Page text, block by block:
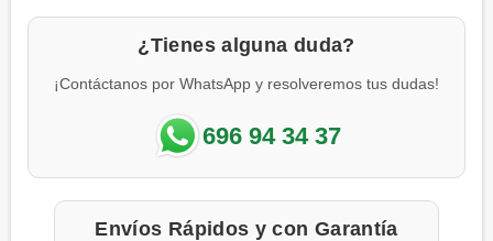
¿Tienes alguna duda?
¡Contáctanos por WhatsApp y resolveremos tus dudas!
696 94 34 37
Envíos Rápidos y con Garantía